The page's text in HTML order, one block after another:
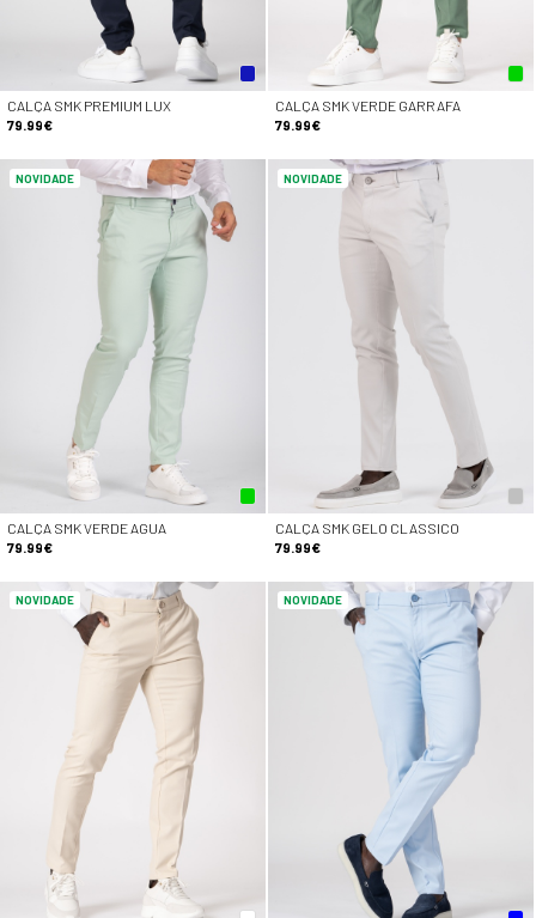
CALÇA SMK PREMIUM LUX
79.99€
CALÇA SMK VERDE GARRAFA
79.99€
NOVIDADE
CALÇA SMK VERDE AGUA
79.99€
NOVIDADE
CALÇA SMK GELO CLASSICO
79.99€
NOVIDADE NOVIDADE